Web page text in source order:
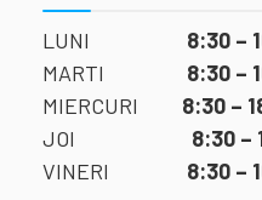
LUNI 8:30 –
MARTI 8:30 –
MIERCURI 8:30 –
JOI 8:30 –
VINERI 8:30 –